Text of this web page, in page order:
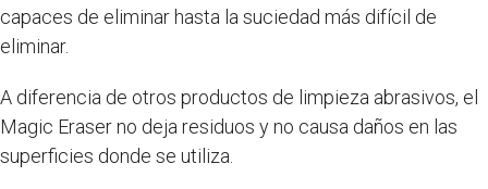
capaces de eliminar hasta la suciedad más difícil de
eliminar.
A diferencia de otros productos de limpieza abrasivos, el
Magic Eraser no deja residuos y no causa daños en las
superficies donde se utiliza.